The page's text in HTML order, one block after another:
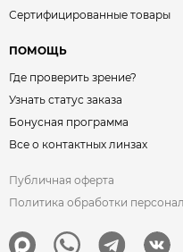
Сертифицированные товары
ПОМОЩЬ
Где проверить зрение?
Узнать статус заказа
Бонусная программа
Все о контактных линзах
Публичная оферта
Политика обработки